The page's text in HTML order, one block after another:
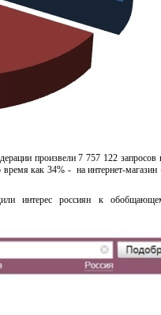
произвели 7 757 122 запросов
время как 34% - на интернет-
интерес россиян к